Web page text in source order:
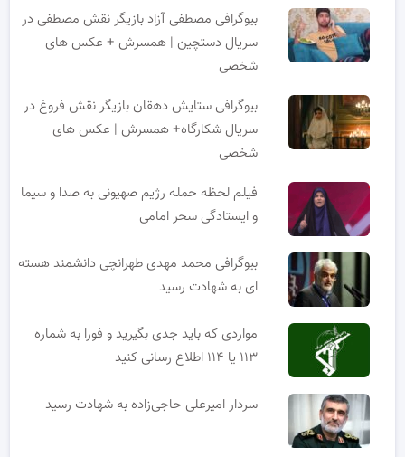
بیوگرافی مصطفی آزاد بازیگر نقش مصطفی در
سریال دستچین | همسرش + عکس های
شخصی
بیوگرافی ستایش دهقان بازیگر نقش فروغ در
سریال شکارگاه+ همسرش | عکس های
شخصی
فیلم لحظه حمله رژیم صهیونی به صدا و سیما
و ایستادگی سحر امامی
بیوگرافی محمد مهدی طهرانچی دانشمند هسته
ای به شهادت رسید
مواردی که باید جدی بگیرید و فورا به شماره
۱۱۳ یا ۱۱۴ اطلاع رسانی کنید
سردار امیرعلی حاجی‌زاده به شهادت رسید